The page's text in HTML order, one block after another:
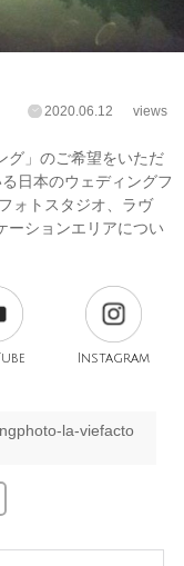
2020.06.12 views
グ」のご希望をいただ
日本のウェディングフ
ォトスタジオ、ラヴ
ーションエリアについ
Instagram
la-viefacto